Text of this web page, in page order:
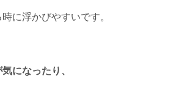
に浮かびやすいです。
になったり、